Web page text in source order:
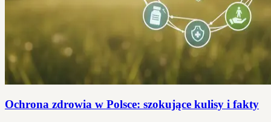
Ochrona zdrowia w Polsce: szokujące kulisy i fakty